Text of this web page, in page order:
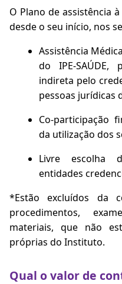
O Plano de assistência
desde o seu início, nos
Assistência
do IPE-
indireta pelo
pessoas jurídicas
Co-participação
da utilização dos
Livre escolha
entidades
*Estão excluídos da
procedimentos,
materiais, que não
próprias do Instituto.
Qual o valor de